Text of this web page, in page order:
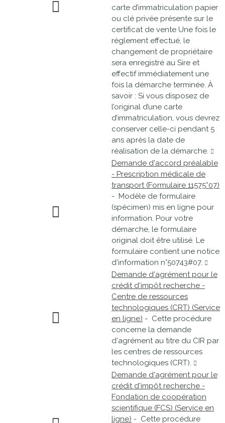
carte d’immatriculation papier
ou clé privée présente sur le
certificat de vente Une fois le
règlement effectué, le
changement de propriétaire
sera enregistré au Sire et
effectif immédiatement une
fois la démarche terminée. À
savoir : Si vous disposez de
l’original d’une carte
d’immatriculation, vous devrez
conserver celle-ci pendant 5
ans après la date de
réalisation de la démarche.
Demande d'accord préalable
- Prescription médicale de
transport (Formulaire 11575*07)
- Modèle de formulaire
(spécimen) mis en ligne pour
information. Pour votre
démarche, le formulaire
original doit être utilisé. Le
formulaire contient une notice
d'information n°50743#07.
Demande d'agrément pour le
crédit d'impôt recherche -
Centre de ressources
technologiques (CRT) (Service
en ligne) - Cette procédure
concerne la demande
d'agrément au titre du CIR par
les centres de ressources
technologiques (CRT).
Demande d'agrément pour le
crédit d'impôt recherche -
Fondation de coopération
scientifique (FCS) (Service en
ligne) - Cette procédure